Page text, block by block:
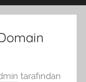
tarafından